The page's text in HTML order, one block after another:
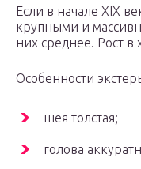
Если в начале XIX
крупными и
них среднее. Рост в
Особенности
шея толстая;
голова